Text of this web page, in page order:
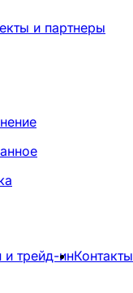
и партнеры
и трейд-инКонтакты